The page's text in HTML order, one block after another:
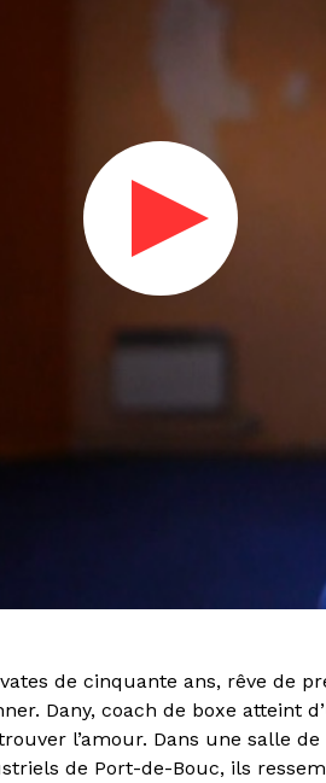
de cinquante ans, rêve de
Dany, coach de boxe atteint
l’amour. Dans une salle
de Port-de-Bouc, ils